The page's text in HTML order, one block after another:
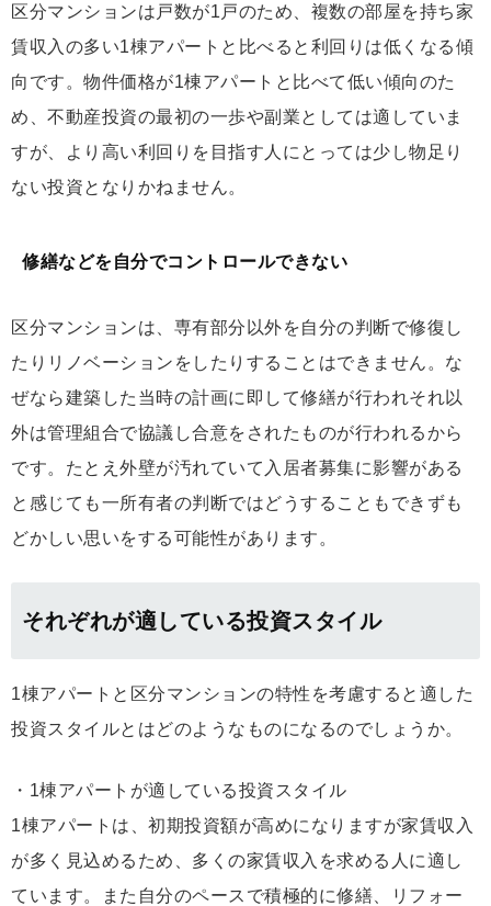
区分マンションは戸数が1戸のため、複数の部屋を持ち家
賃収入の多い1棟アパートと比べると利回りは低くなる傾
向です。物件価格が1棟アパートと比べて低い傾向のた
め、不動産投資の最初の一歩や副業としては適していま
すが、より高い利回りを目指す人にとっては少し物足り
ない投資となりかねません。
修繕などを自分でコントロールできない
区分マンションは、専有部分以外を自分の判断で修復し
たりリノベーションをしたりすることはできません。な
ぜなら建築した当時の計画に即して修繕が行われそれ以
外は管理組合で協議し合意をされたものが行われるから
です。たとえ外壁が汚れていて入居者募集に影響がある
と感じても一所有者の判断ではどうすることもできずも
どかしい思いをする可能性があります。
それぞれが適している投資スタイル
1棟アパートと区分マンションの特性を考慮すると適した
投資スタイルとはどのようなものになるのでしょうか。
・1棟アパートが適している投資スタイル
1棟アパートは、初期投資額が高めになりますが家賃収入
が多く見込めるため、多くの家賃収入を求める人に適し
ています。また自分のペースで積極的に修繕、リフォー